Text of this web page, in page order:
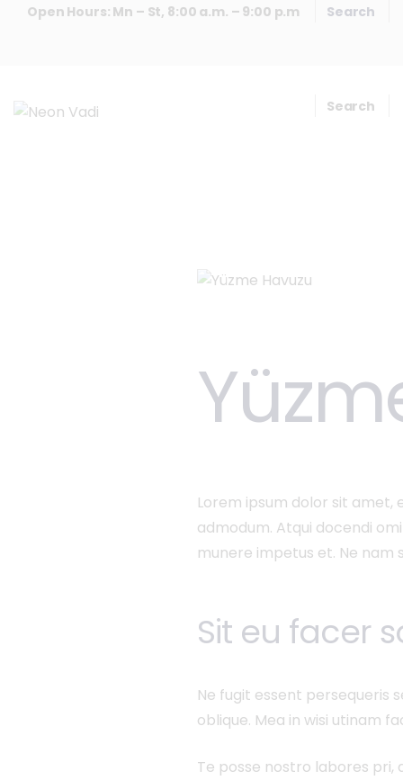
Open Hours: Mn – St, 8:00 a.m. – 9:00 p.m
Lorem ipsum dolor sit amet,
admodum. Atqui docendi
munere impetus et. Ne nam
Sit eu facer
Ne fugit essent persequeris
oblique. Mea in wisi utinam
Te posse nostro labores pri,